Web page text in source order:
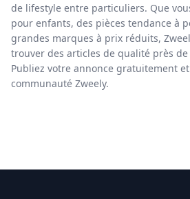
de lifestyle entre particuliers. Que
pour enfants, des pièces tendance à
grandes marques à prix réduits,
trouver des articles de qualité près de
Publiez votre annonce gratuitement
communauté Zweely.